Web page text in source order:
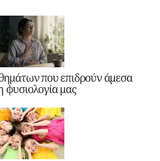
που επιδρούν άμεσα
φυσιολογία μας